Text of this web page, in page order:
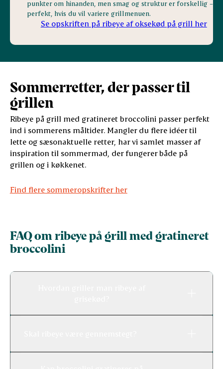
punkter om hinanden, men smag og struktur er forskellig –
perfekt, hvis du vil variere grillmenuen.
Se opskriften på ribeye af oksekød på grill her
Sommerretter, der passer til
grillen
Ribeye på grill med gratineret broccolini passer perfekt
ind i sommerens måltider. Mangler du flere idéer til
lette og sæsonaktuelle retter, har vi samlet masser af
inspiration til sommermad, der fungerer både på
grillen og i køkkenet.
Find flere sommeropskrifter her
FAQ om ribeye på grill med gratineret
broccolini